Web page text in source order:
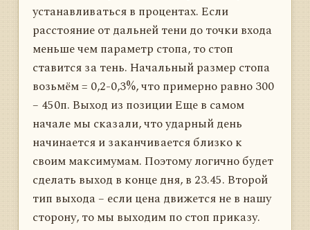
устанавливаться в процентах. Если
расстояние от дальней тени до точки входа
меньше чем параметр стопа, то стоп
ставится за тень. Начальный размер стопа
возьмём = 0,2-0,3%, что примерно равно 300
– 450п. Выход из позиции Еще в самом
начале мы сказали, что ударный день
начинается и заканчивается близко к
своим максимумам. Поэтому логично будет
сделать выход в конце дня, в 23.45. Второй
тип выхода – если цена движется не в нашу
сторону, то мы выходим по стоп приказу.